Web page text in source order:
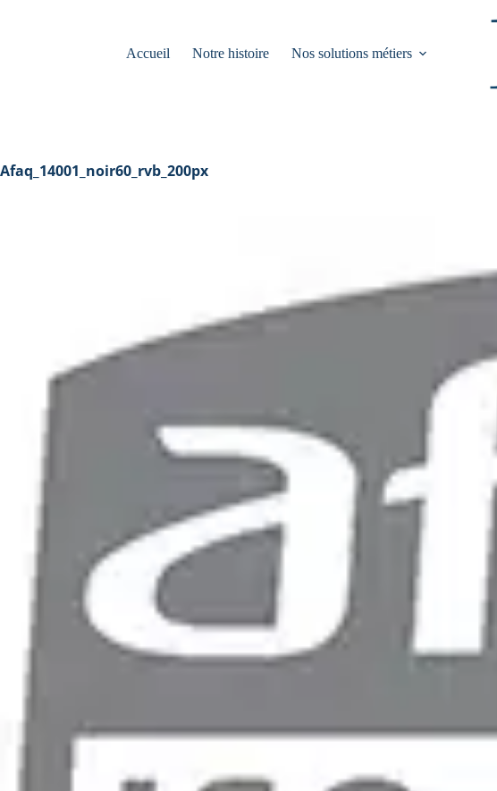
Accueil Notre histoire Nos solutions métiers
Afaq_14001_noir60_rvb_200px